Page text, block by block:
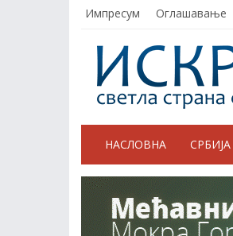
Импресум Оглашавање
НАСЛОВНА СРБИЈА